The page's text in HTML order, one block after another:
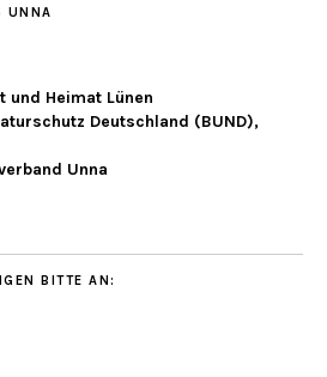
UNNA
Heimat Lünen
Deutschland (BUND),
Unna
BITTE AN: